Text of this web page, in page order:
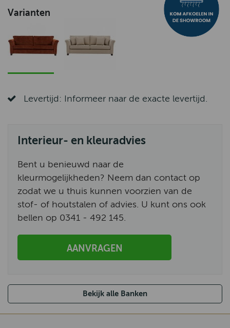
Varianten
Levertijd: Informeer naar de exacte levertijd.
Interieur- en kleuradvies
Bent u benieuwd naar de
kleurmogelijkheden? Neem dan contact op
zodat we u thuis kunnen voorzien van de
stof- of houtstalen of advies. U kunt ons ook
bellen op 0341 - 492 145.
AANVRAGEN
Bekijk alle Banken